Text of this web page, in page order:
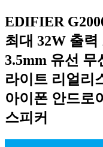
EDIFIER
최대 32W 출
3.5mm 유선
라이트 리얼리
아이폰 안드로
스피커